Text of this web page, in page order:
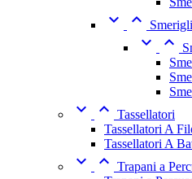
 
 
  Tassellatori
Tassellatori A
Tassellatori A
  Trapani a